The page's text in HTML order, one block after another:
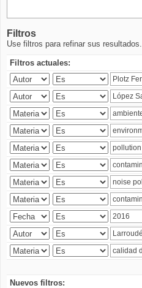
Filtros
Use filtros para refinar sus resultados.
Filtros actuales:
Nuevos filtros: